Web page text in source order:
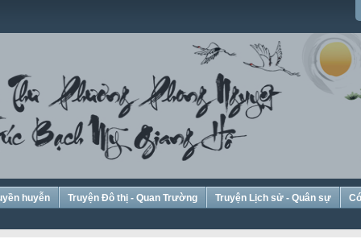
huyễn Truyện Đô thị - Quan Trường Truyện Lịch sử - Quân sự